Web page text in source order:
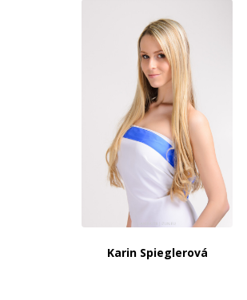
Karin Spieglerová